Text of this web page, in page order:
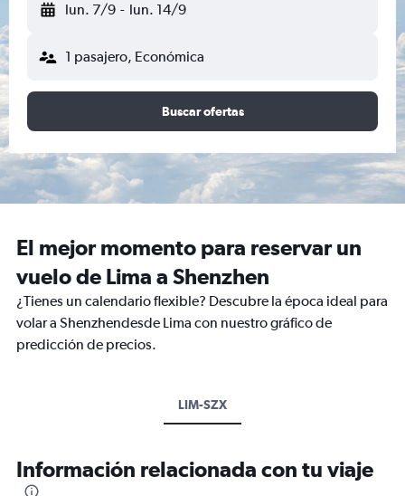
lun. 7/9 - lun. 14/9
1 pasajero, Económica
Buscar ofertas
El mejor momento para reservar un
vuelo de Lima a Shenzhen
¿Tienes un calendario flexible? Descubre la época ideal para
volar a Shenzhendesde Lima con nuestro gráfico de
predicción de precios.
LIM-SZX
Información relacionada con tu viaje